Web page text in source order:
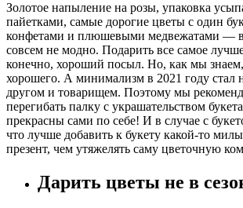
Золотое напыление на розы, упаковка
пайетками, самые дорогие цветы с один
конфетами и плюшевыми медвежатами —
совсем не модно. Подарить все самое
конечно, хороший посыл. Но, как мы
хорошего. А минимализм в 2021 году
другом и товарищем. Поэтому мы
перегибать палку с украшательством
прекрасны сами по себе! И в случае с
что лучше добавить к букету какой-то
презент, чем утяжелять саму цветочную
Дарить цветы не в